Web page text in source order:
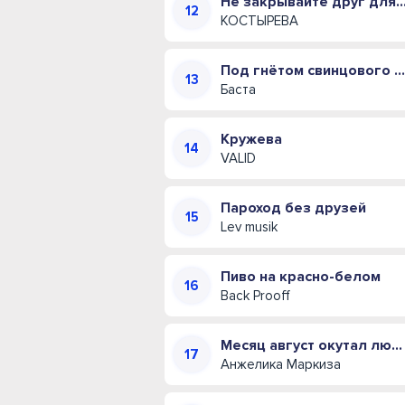
КОСТЫРЕВА
Под гнётом свинцового купола
Баста
Кружева
VALID
Пароход без друзей
Lev musik
Пиво на красно-белом
Back Prooff
Месяц август окутал любовью своей
Анжелика Маркиза